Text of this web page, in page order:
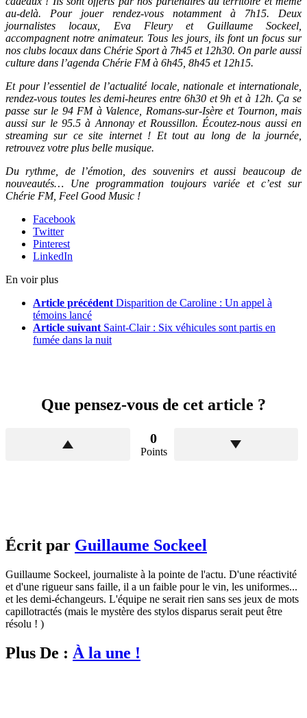
au-delà. Pour jouer rendez-vous notamment à 7h15. Deux
journalistes locaux, Eva Fleury et Guillaume Sockeel,
accompagnent notre animateur. Tous les jours, ils font un focus sur
nos clubs locaux dans Chérie Sport à 7h45 et 12h30. On parle aussi
culture dans l’agenda Chérie FM à 6h45, 8h45 et 12h15.
Et pour l’essentiel de l’actualité locale, nationale et internationale,
rendez-vous toutes les demi-heures entre 6h30 et 9h et à 12h. Ça se
passe sur le 94 FM à Valence, Romans-sur-Isère et Tournon, mais
aussi sur le 95.5 à Annonay et Roussillon. Écoutez-nous aussi en
streaming sur ce site internet ! Et tout au long de la journée,
retrouvez votre plus belle musique.
Du rythme, de l’émotion, des souvenirs et aussi beaucoup de
nouveautés… Une programmation toujours variée et c’est sur
Chérie FM, Feel Good Music !
Facebook
Twitter
Pinterest
LinkedIn
En voir plus
Article précédent Disparition de Caroline : Un appel à
témoins lancé
Article suivant Saint-Clair : Six véhicules sont partis en
fumée dans la nuit
Que pensez-vous de cet article ?
0
Points
Écrit par Guillaume Sockeel
Guillaume Sockeel, journaliste à la pointe de l'actu. D'une réactivité
et d'une rigueur sans faille, il a un faible pour le vin, les uniformes...
et les demi-échangeurs. L'équipe ne serait rien sans ses jeux de mots
capillotractés (mais le mystère des stylos disparus serait peut être
résolu ! )
Plus De : À la une !